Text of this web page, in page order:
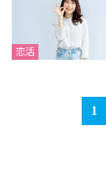
恋活
1